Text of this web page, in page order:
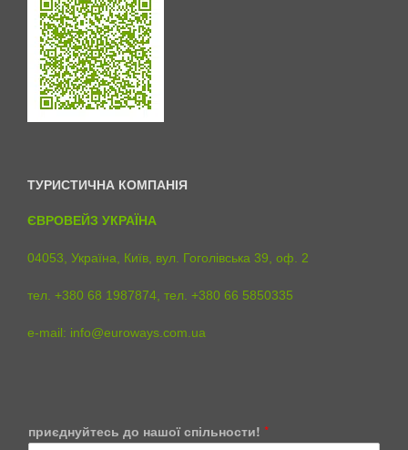
ТУРИСТИЧНА КОМПАНІЯ
ЄВРОВЕЙЗ УКРАЇНА
04053, Україна, Київ, вул. Гоголівська 39, оф. 2
тел. +380 68 1987874, тел. +380 66 5850335
e-mail: info@euroways.com.ua
a
приєднуйтесь до нашої спільности! *